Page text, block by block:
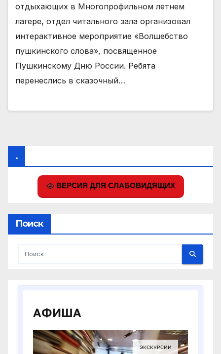
отдыхающих в Многопрофильном летнем
лагере, отдел читального зала организовал
интерактивное мероприятие «Волшебство
пушкинского слова», посвященное
Пушкинскому Дню России. Ребята
перенеслись в сказочный…
.
ВЕРСИЯ ДЛЯ СЛАБОВИДЯЩИХ
Поиск